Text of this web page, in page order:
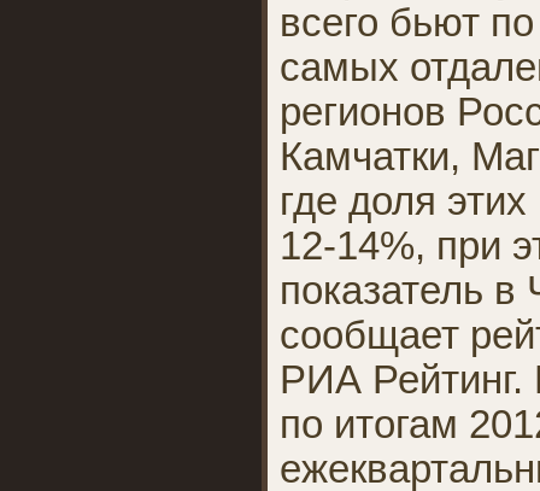
всего бьют
самых
регионов
Камчатки,
где доля
12-14%, при
показатель
сообщает
РИА Рейтинг.
по итогам